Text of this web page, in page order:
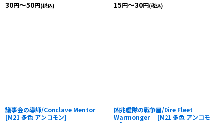
30円～50円(税込) 15円～30円(税込)
議事会の導師/Conclave Mentor
[M21 多色 アンコモン]
凶兆艦隊の戦争屋/Dire Fleet
Warmonger
[M21 多色 アンコモ